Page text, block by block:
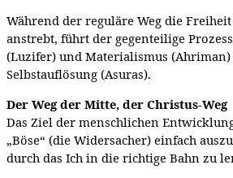
Während der reguläre Weg die
anstrebt, führt der gegenteilige
(Luzifer) und Materialismus
Selbstauflösung (Asuras).
Der Weg der Mitte, der Christus-Weg
Das Ziel der menschlichen
„Böse“ (die Widersacher) einfach
durch das Ich in die richtige Bahn zu